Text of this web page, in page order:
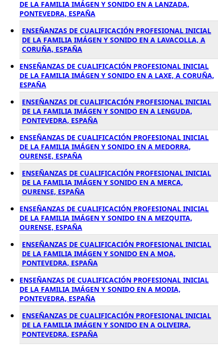
DE LA FAMILIA IMÁGEN Y SONIDO EN A LANZADA,
PONTEVEDRA, ESPAÑA
ENSEÑANZAS DE CUALIFICACIÓN PROFESIONAL INICIAL
DE LA FAMILIA IMÁGEN Y SONIDO EN A LAVACOLLA, A
CORUÑA, ESPAÑA
ENSEÑANZAS DE CUALIFICACIÓN PROFESIONAL INICIAL
DE LA FAMILIA IMÁGEN Y SONIDO EN A LAXE, A CORUÑA,
ESPAÑA
ENSEÑANZAS DE CUALIFICACIÓN PROFESIONAL INICIAL
DE LA FAMILIA IMÁGEN Y SONIDO EN A LENGUDA,
PONTEVEDRA, ESPAÑA
ENSEÑANZAS DE CUALIFICACIÓN PROFESIONAL INICIAL
DE LA FAMILIA IMÁGEN Y SONIDO EN A MEDORRA,
OURENSE, ESPAÑA
ENSEÑANZAS DE CUALIFICACIÓN PROFESIONAL INICIAL
DE LA FAMILIA IMÁGEN Y SONIDO EN A MERCA,
OURENSE, ESPAÑA
ENSEÑANZAS DE CUALIFICACIÓN PROFESIONAL INICIAL
DE LA FAMILIA IMÁGEN Y SONIDO EN A MEZQUITA,
OURENSE, ESPAÑA
ENSEÑANZAS DE CUALIFICACIÓN PROFESIONAL INICIAL
DE LA FAMILIA IMÁGEN Y SONIDO EN A MOA,
PONTEVEDRA, ESPAÑA
ENSEÑANZAS DE CUALIFICACIÓN PROFESIONAL INICIAL
DE LA FAMILIA IMÁGEN Y SONIDO EN A MODIA,
PONTEVEDRA, ESPAÑA
ENSEÑANZAS DE CUALIFICACIÓN PROFESIONAL INICIAL
DE LA FAMILIA IMÁGEN Y SONIDO EN A OLIVEIRA,
PONTEVEDRA, ESPAÑA